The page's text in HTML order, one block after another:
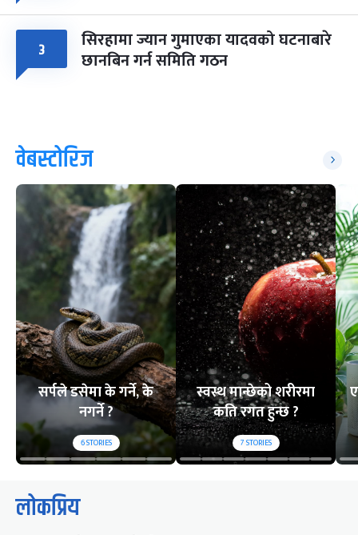
३ सिरहामा ज्यान गुमाएका यादवको घटनाबारे
छानबिन गर्न समिति गठन
वेबस्टोरिज
सर्पले डसेमा के गर्ने, के
नगर्ने ?
6STORIES
स्वस्थ मान्छेको शरीरमा
कति रगत हुन्छ ?
7STORIES
लोकप्रिय